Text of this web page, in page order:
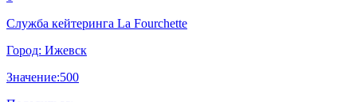
Служба кейтеринга La Fourchette
Город: Ижевск
Значение:500